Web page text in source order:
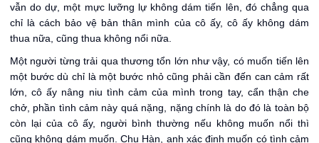
vẫn do dự, một mực lưỡng lự không dám tiến lên, đó chẳng qua
chỉ là cách bảo vệ bản thân mình của cô ấy, cô ấy không dám
thua nữa, cũng thua không nổi nữa.
Một người từng trải qua thương tổn lớn như vậy, có muốn tiến lên
một bước dù chỉ là một bước nhỏ cũng phải cần đến can cảm rất
lớn, cô ấy nâng niu tình cảm của mình trong tay, cẩn thận che
chở, phần tình cảm này quá nặng, nặng chính là do đó là toàn bộ
còn lại của cô ấy, người bình thường nếu không muốn nổi thì
cũng không dám muốn. Chu Hàn, anh xác định muốn có tình cảm